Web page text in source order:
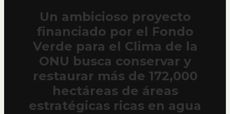
Un ambicioso proyecto
financiado por el Fondo
Verde para el Clima de la
ONU busca conservar y
restaurar más de 172,000
hectáreas de áreas
estratégicas ricas en agua